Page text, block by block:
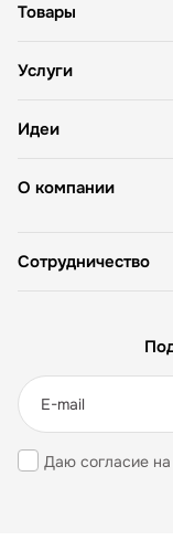
О компании
Товары
Услуги
Идеи
Сотрудничество
Даю согласие